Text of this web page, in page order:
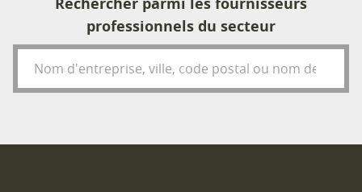
professionnels du secteur